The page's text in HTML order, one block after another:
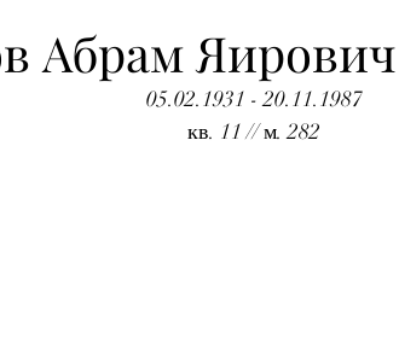
Абрам Яирович
05.02.1931 - 20.11.1987
кв. 11 // м. 282